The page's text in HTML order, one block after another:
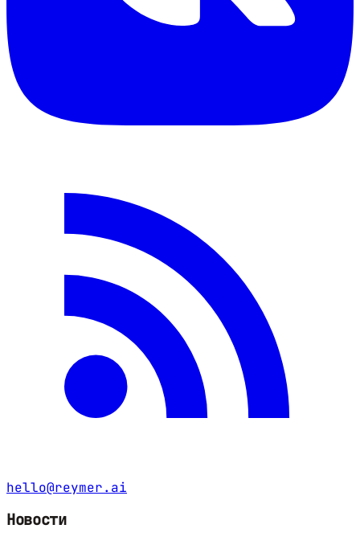
hello@reymer.ai
Новости